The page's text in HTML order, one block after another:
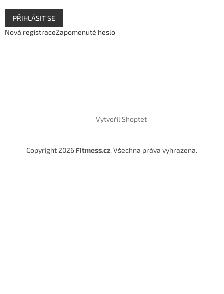
PŘIHLÁSIT SE
Nová registraceZapomenuté heslo
Vytvořil Shoptet
Copyright 2026 Fitmess.cz. Všechna práva vyhrazena.